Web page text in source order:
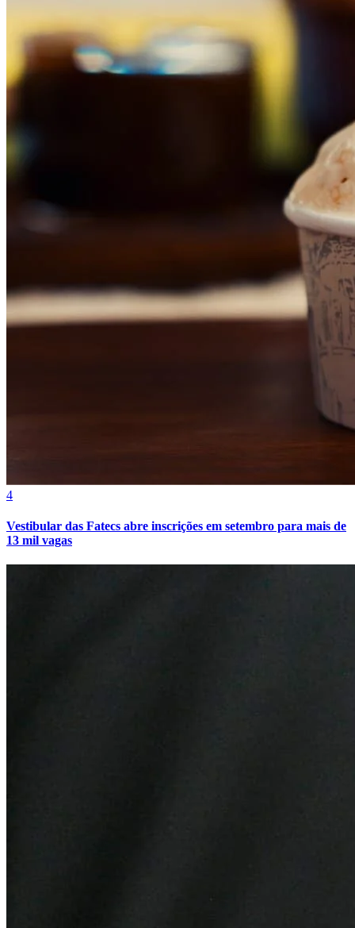
Bahia
4
Vestibular das Fatecs abre inscrições em setembro para mais de
13 mil vagas